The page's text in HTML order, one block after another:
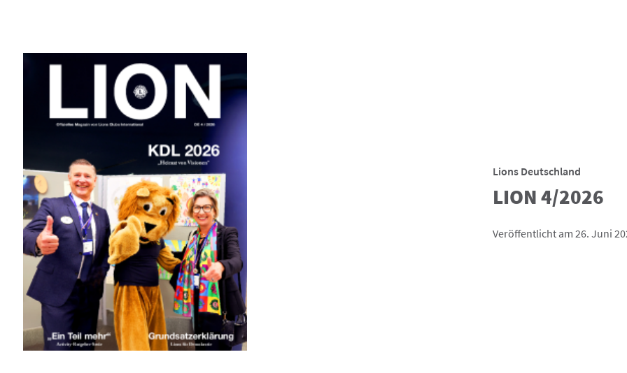
Lions Deutschland
LION 4/2026
Veröffentlicht am 26. Juni